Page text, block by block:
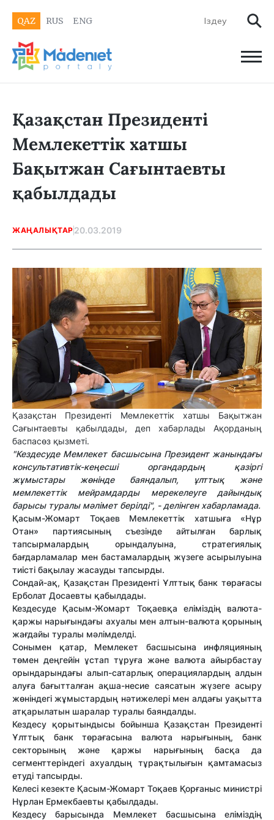
QAZ RUS ENG
Қазақстан Президенті
Мемлекеттік хатшы
Бақытжан Сағынтаевты
қабылдады
ЖАҢАЛЫҚТАР 20.03.2019
Қазақстан Президенті Мемлекеттік хатшы Бақытжан
Сағынтаевты қабылдады, деп хабарлады Ақорданың
баспасөз қызметі.
"Кездесуде Мемлекет басшысына Президент жанындағы
консультативтік-кеңесші органдардың қазіргі
жұмыстары жөнінде баяндалып, ұлттық және
мемлекеттік мейрамдарды мерекелеуге дайындық
барысы туралы мәлімет берілді", - делінген хабарламада.
Қасым-Жомарт Тоқаев Мемлекеттік хатшыға «Нұр
Отан» партиясының съезінде айтылған барлық
тапсырмалардың орындалуына, стратегиялық
бағдарламалар мен бастамалардың жүзеге асырылуына
тиісті бақылау жасауды тапсырды.
Сондай-ақ, Қазақстан Президенті Ұлттық банк төрағасы
Ерболат Досаевты қабылдады.
Кездесуде Қасым-Жомарт Тоқаевқа еліміздің валюта-
қаржы нарығындағы ахуалы мен алтын-валюта қорының
жағдайы туралы мәлімделді.
Сонымен қатар, Мемлекет басшысына инфляцияның
төмен деңгейін ұстап тұруға және валюта айырбастау
орындарындағы алып-сатарлық операциялардың алдын
алуға бағытталған ақша-несие саясатын жүзеге асыру
жөніндегі жұмыстардың нәтижелері мен алдағы уақытта
атқарылатын шаралар туралы баяндалды.
Кездесу қорытындысы бойынша Қазақстан Президенті
Ұлттық банк төрағасына валюта нарығының, банк
секторының және қаржы нарығының басқа да
сегменттеріндегі ахуалдың тұрақтылығын қамтамасыз
етуді тапсырды.
Келесі кезекте Қасым-Жомарт Тоқаев Қорғаныс министрі
Нұрлан Ермекбаевты қабылдады.
Кездесу барысында Мемлекет басшысына еліміздің